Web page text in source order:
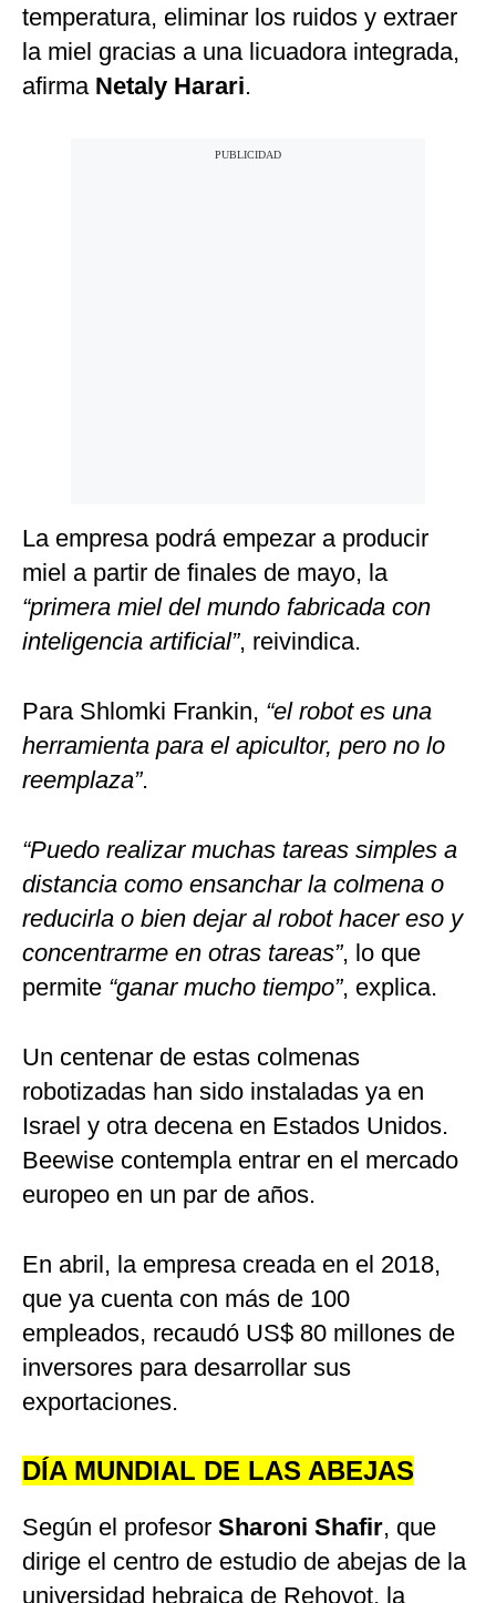
temperatura, eliminar los ruidos y extraer
la miel gracias a una licuadora integrada,
afirma Netaly Harari.
La empresa podrá empezar a producir
miel a partir de finales de mayo, la
“primera miel del mundo fabricada con
inteligencia artificial”, reivindica.
Para Shlomki Frankin, “el robot es una
herramienta para el apicultor, pero no lo
reemplaza”.
“Puedo realizar muchas tareas simples a
distancia como ensanchar la colmena o
reducirla o bien dejar al robot hacer eso y
concentrarme en otras tareas”, lo que
permite “ganar mucho tiempo”, explica.
Un centenar de estas colmenas
robotizadas han sido instaladas ya en
Israel y otra decena en Estados Unidos.
Beewise contempla entrar en el mercado
europeo en un par de años.
En abril, la empresa creada en el 2018,
que ya cuenta con más de 100
empleados, recaudó US$ 80 millones de
inversores para desarrollar sus
exportaciones.
DÍA MUNDIAL DE LAS ABEJAS
Según el profesor Sharoni Shafir, que
dirige el centro de estudio de abejas de la
universidad hebraica de Rehovot, la